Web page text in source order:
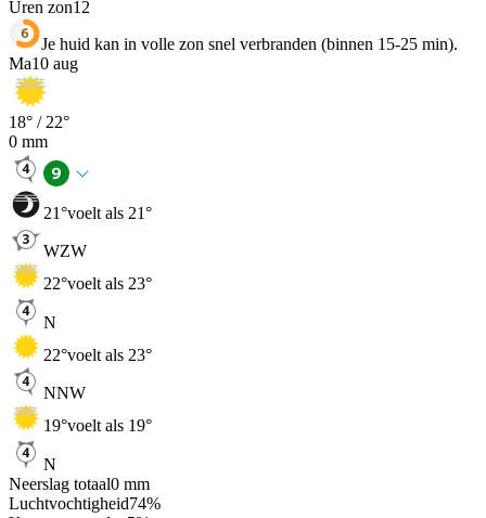
Uren zon12
Je huid kan in volle zon snel verbranden (binnen 15-25 min).
Ma10 aug
18° / 22°
0 mm
21°voelt als 21°
WZW
22°voelt als 23°
N
22°voelt als 23°
NNW
19°voelt als 19°
N
Neerslag totaal0 mm
Luchtvochtigheid74%